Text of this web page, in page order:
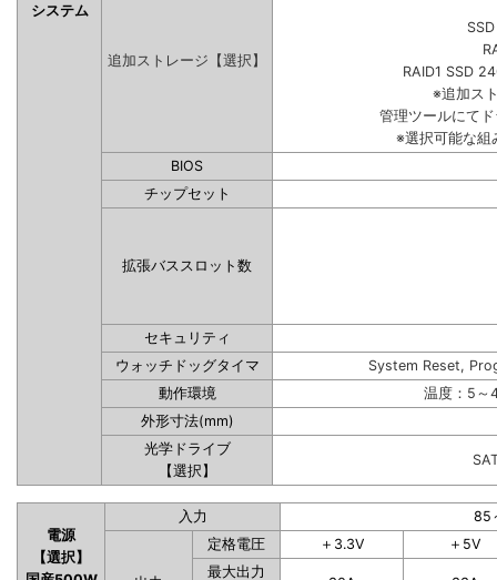
システム
追加ストレージ【選択】
RAID1 SSD
※追加ス
管理ツールにて
※選択可能な組
BIOS
チップセット
拡張バススロット数
セキュリティ
ウォッチドッグタイマ
System Reset,
動作環境
温度：5～
外形寸法(mm)
光学ドライブ
【選択】
電源
【選択】
入力 85
定格電圧 ＋3.3V
＋5V
最大出力